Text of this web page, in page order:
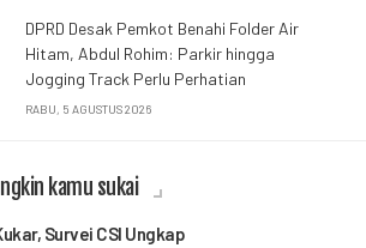
DPRD Desak Pemkot Benahi Folder Air
Hitam, Abdul Rohim: Parkir hingga
Jogging Track Perlu Perhatian
RABU, 5 AGUSTUS 2026
kamu sukai
Survei CSI Ungkap